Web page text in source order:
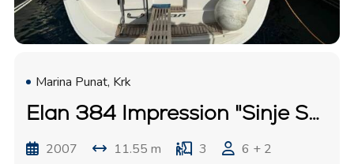
Marina Punat, Krk
Elan 384 Impression "Sinje Sanje"
2007 11.55 m 3
6 + 2